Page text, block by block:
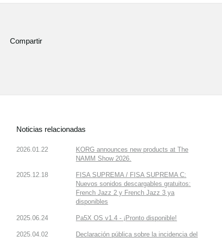
Compartir
Noticias relacionadas
2026.01.22
KORG announces new products at The
NAMM Show 2026.
2025.12.18
FISA SUPREMA / FISA SUPREMA C:
Nuevos sonidos descargables gratuitos:
French Jazz 2 y French Jazz 3 ya
disponibles
2025.06.24 Pa5X OS v1.4 - ¡Pronto disponible!
2025.04.02
Declaración pública sobre la incidencia del